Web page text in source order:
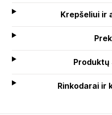
Krepšeliui ir
Rinkodarai ir